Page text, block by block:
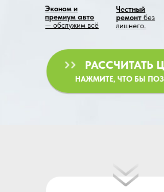
РАССЧИТАТЬ ЦЕНУ